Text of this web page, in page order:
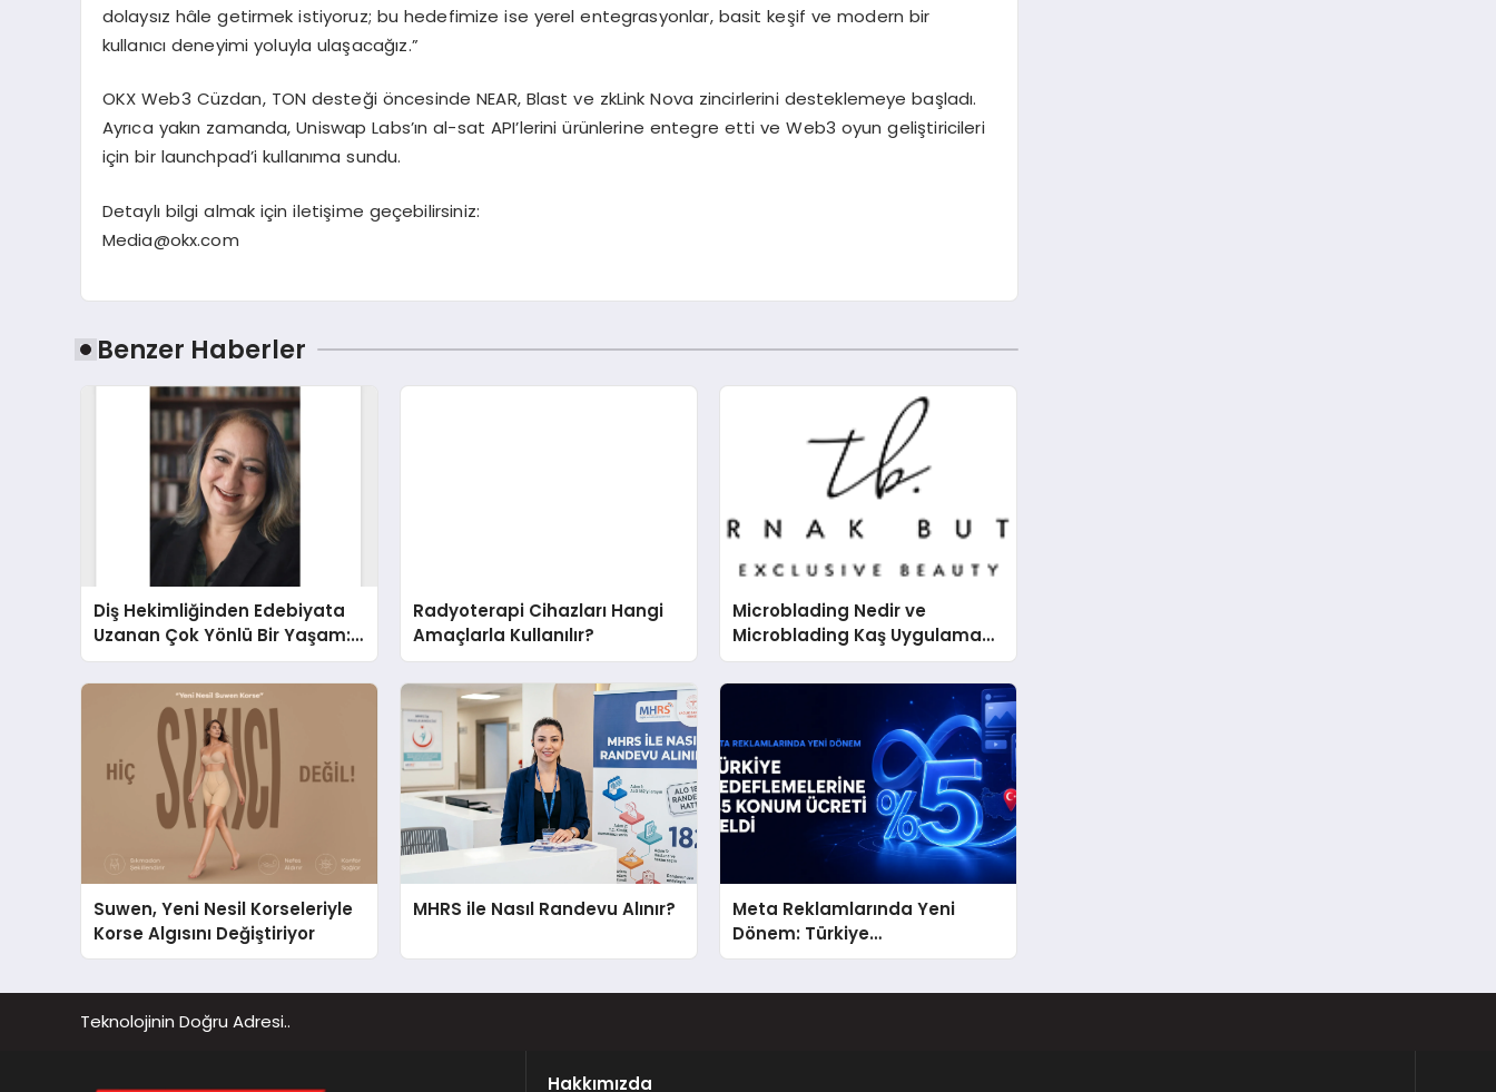
dolaysız hâle getirmek istiyoruz; bu hedefimize ise yerel entegrasyonlar, basit keşif ve modern bir
kullanıcı deneyimi yoluyla ulaşacağız.”
OKX Web3 Cüzdan, TON desteği öncesinde NEAR, Blast ve zkLink Nova zincirlerini desteklemeye başladı.
Ayrıca yakın zamanda, Uniswap Labs’ın al-sat API’lerini ürünlerine entegre etti ve Web3 oyun geliştiricileri
için bir launchpad’i kullanıma sundu.
Detaylı bilgi almak için iletişime geçebilirsiniz:
Media@okx.com
Benzer Haberler
Diş Hekimliğinden Edebiyata
Uzanan Çok Yönlü Bir Yaşam:
Yeşim Şahin Yaman
Radyoterapi Cihazları Hangi
Amaçlarla Kullanılır?
Microblading Nedir ve
Microblading Kaş Uygulaması
Nasıl Yapılır?
Suwen, Yeni Nesil Korseleriyle
Korse Algısını Değiştiriyor
MHRS ile Nasıl Randevu Alınır?
Meta Reklamlarında Yeni
Dönem: Türkiye
Hedeflemelerine Yüzde 5
Teknolojinin Doğru Adresi..
Hakkımızda